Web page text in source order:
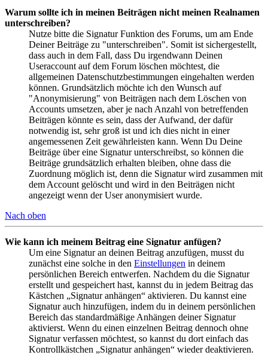
Warum sollte ich in meinen Beiträgen nicht meinen Realnamen
unterschreiben?
Nutze bitte die Signatur Funktion des Forums, um am Ende
Deiner Beiträge zu "unterschreiben". Somit ist sichergestellt,
dass auch in dem Fall, dass Du irgendwann Deinen
Useraccount auf dem Forum löschen möchtest, die
allgemeinen Datenschutzbestimmungen eingehalten werden
können. Grundsätzlich möchte ich den Wunsch auf
"Anonymisierung" von Beiträgen nach dem Löschen von
Accounts umsetzen, aber je nach Anzahl von betreffenden
Beiträgen könnte es sein, dass der Aufwand, der dafür
notwendig ist, sehr groß ist und ich dies nicht in einer
angemessenen Zeit gewährleisten kann. Wenn Du Deine
Beiträge über eine Signatur unterschreibst, so können die
Beiträge grundsätzlich erhalten bleiben, ohne dass die
Zuordnung möglich ist, denn die Signatur wird zusammen mit
dem Account gelöscht und wird in den Beiträgen nicht
angezeigt wenn der User anonymisiert wurde.
Nach oben
Wie kann ich meinem Beitrag eine Signatur anfügen?
Um eine Signatur an deinen Beitrag anzufügen, musst du
zunächst eine solche in den Einstellungen in deinem
persönlichen Bereich entwerfen. Nachdem du die Signatur
erstellt und gespeichert hast, kannst du in jedem Beitrag das
Kästchen „Signatur anhängen“ aktivieren. Du kannst eine
Signatur auch hinzufügen, indem du in deinem persönlichen
Bereich das standardmäßige Anhängen deiner Signatur
aktivierst. Wenn du einen einzelnen Beitrag dennoch ohne
Signatur verfassen möchtest, so kannst du dort einfach das
Kontrollkästchen „Signatur anhängen“ wieder deaktivieren.